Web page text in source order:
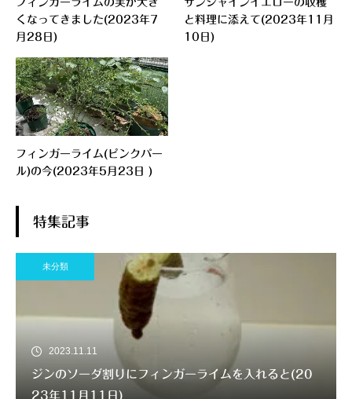
フィンガーライムの実が大き
くなってきました(2023年7
月28日)
サンシャインイエローの収穫
と料理に添えて(2023年11月
10日)
フィンガーライム(ピンクパー
ル)の今(2023年5月23日 )
特集記事
未分類
2023.11.11
ジンのソーダ割りにフィンガーライムを入れると(20
23年11月11日)